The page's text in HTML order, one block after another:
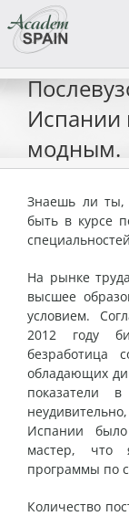
to
content
Испании
модным.
Знаешь ли ты,
быть в курсе
На рынке
высшее
условием.
2012 году
безработица
обладающих
показатели
Испании
мастер, что
программы по
Количество